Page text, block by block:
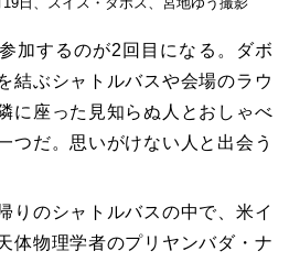
加するのが2回目になる。ダボ
結ぶシャトルバスや会場のラウ
に座った見知らぬ人とおしゃべ
つだ。思いがけない人と出会う
りのシャトルバスの中で、米イ
体物理学者のプリヤンバダ・ナ